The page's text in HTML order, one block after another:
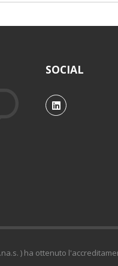
SOCIAL
) ha ottenuto